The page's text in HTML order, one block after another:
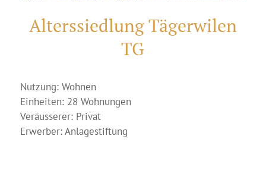
Alterssiedlung Tägerwilen
TG
Nutzung: Wohnen
Einheiten: 28 Wohnungen
Veräusserer: Privat
Erwerber: Anlagestiftung